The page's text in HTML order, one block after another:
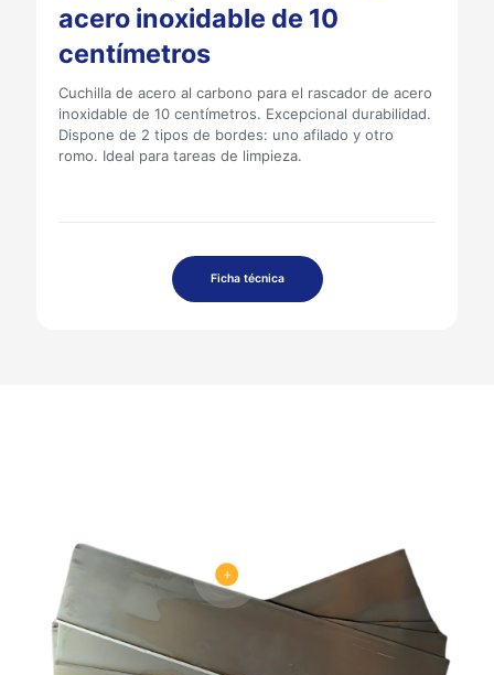
acero inoxidable de 10
centímetros
Cuchilla de acero al carbono para el rascador de acero
inoxidable de 10 centímetros. Excepcional durabilidad.
Dispone de 2 tipos de bordes: uno afilado y otro
romo. Ideal para tareas de limpieza.
Ficha técnica